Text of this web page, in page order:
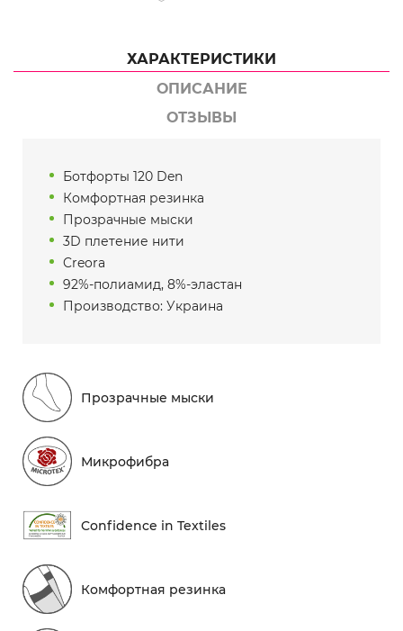
ХАРАКТЕРИСТИКИ
ОПИСАНИЕ
ОТЗЫВЫ
Ботфорты 120 Den
Комфортная резинка
Прозрачные мыски
3D плетение нити
Creora
92%-полиамид, 8%-эластан
Производство: Украина
Прозрачные мыски
Микрофибра
Conf​idence in Textiles
Комфортная резинка